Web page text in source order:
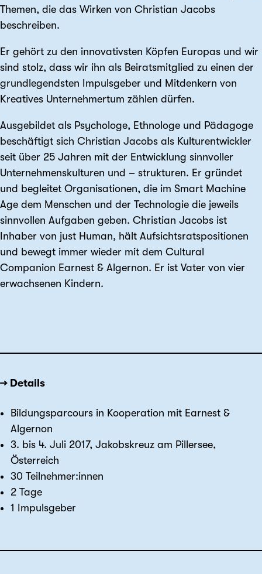
Themen, die das Wirken von Christian Jacobs
beschreiben.
Er gehört zu den innovativsten Köpfen Europas und wir
sind stolz, dass wir ihn als Beiratsmitglied zu einen der
grundlegendsten Impulsgeber und Mitdenkern von
Kreatives Unternehmertum zählen dürfen.
Ausgebildet als Psychologe, Ethnologe und Pädagoge
beschäftigt sich Christian Jacobs als Kulturentwickler
seit über 25 Jahren mit der Entwicklung sinnvoller
Unternehmenskulturen und – strukturen. Er gründet
und begleitet Organisationen, die im Smart Machine
Age dem Menschen und der Technologie die jeweils
sinnvollen Aufgaben geben. Christian Jacobs ist
Inhaber von just Human, hält Aufsichtsratspositionen
und bewegt immer wieder mit dem Cultural
Companion Earnest & Algernon. Er ist Vater von vier
erwachsenen Kindern.
→ Details
Bildungsparcours in Kooperation mit Earnest &
Algernon
3. bis 4. Juli 2017, Jakobskreuz am Pillersee,
Österreich
30 Teilnehmer:innen
2 Tage
1 Impulsgeber